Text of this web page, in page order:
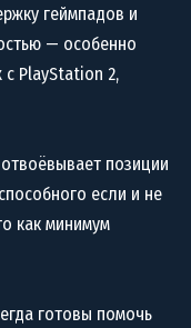
геймпадов и
— особенно
с PlayStation 2,
позиции
если и не
как минимум
готовы помочь